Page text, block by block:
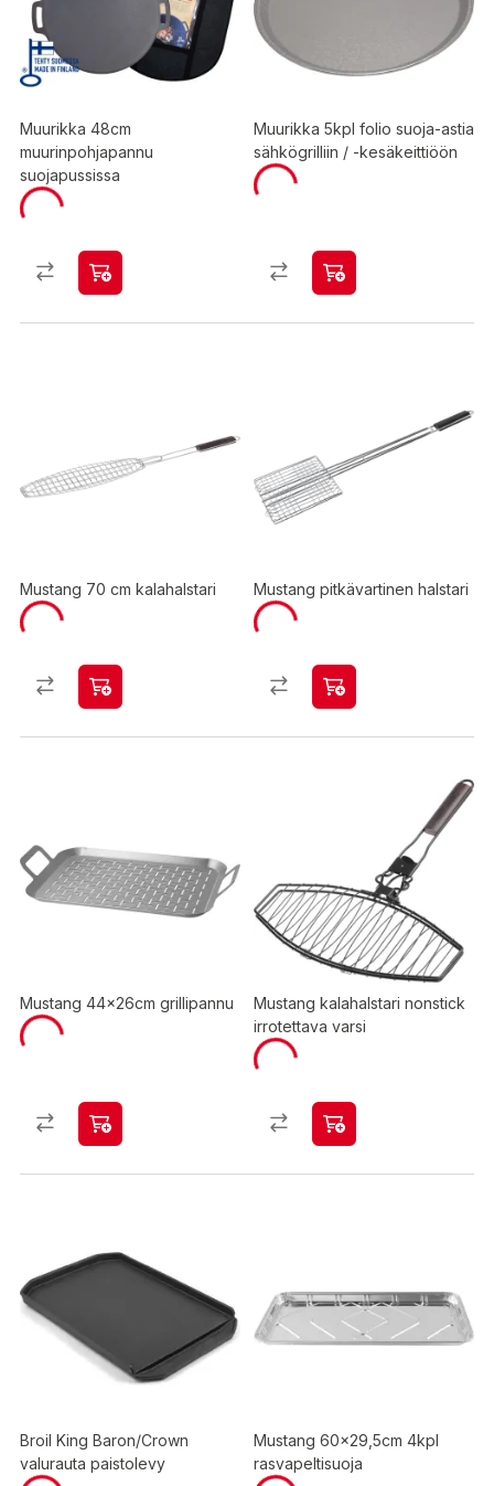
Muurikka 48cm
muurinpohjapannu
suojapussissa
Muurikka 5kpl folio suoja-astia
sähkögrilliin / -kesäkeittiöön
Mustang 70 cm kalahalstari Mustang pitkävartinen halstari
Mustang 44x26cm grillipannu
Mustang kalahalstari nonstick
irrotettava varsi
Broil King Baron/Crown
valurauta paistolevy
Mustang 60x29,5cm 4kpl
rasvapeltisuoja